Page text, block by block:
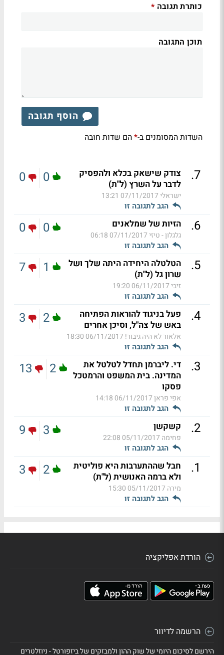
כותרת תגובה *
תוכן התגובה
הוסף תגובה
השדות המסומנים ב-*הם שדות חובה
7
.
צודק שישאק בכלא ולהפסיק
לדבר על השרץ (ל"ת)
ישראלי07/11/2017 13:21
הגב לתגובה זו
0
0
6
. הזיות של שמלאנים
גלגלון - טיזי07/11/2017 06:18
הגב לתגובה זו
0
0
5
.
הטלטלה היחידה היתה שלך ושל
שרון גל (ל"ת)
זיבי06/11/2017 19:20
הגב לתגובה זו
1
7
4
.
פעל בניגוד להוראות הפתיחה
באש של צה"ל, וסיכן אחרים
אלאור לא היה גיבור! 06/11/2017 18:30
הגב לתגובה זו
2
3
3
.
די. ליברמן תחדל לטלטל את
המדינה. בית המשפט והרמטכל
פסקו
אפי פראן06/11/2017 14:18
הגב לתגובה זו
2
13
2
. קשקשן
פחימה 05/11/2017 22:08
הגב לתגובה זו
3
9
1
.
חבל שההתערבות היא פוליטית
ולא ברמה האנושית (ל"ת)
מירה 05/11/2017 15:30
הגב לתגובה זו
2
3
הורדת אפליקציה
הרשמה לדיוור
הירשם לסיכום היומי של שוק ההון ולמבזקים של ביזפורטל - ניוזלטרים